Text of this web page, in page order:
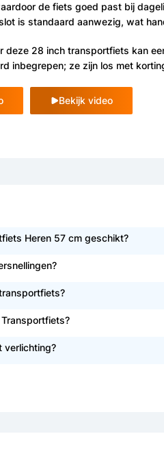
de fiets goed past bij
is standaard aanwezig, wat
deze 28 inch transportfiets kan
inbegrepen; ze zijn los met
Bekijk video
Heren 57 cm geschikt?
verlichting?